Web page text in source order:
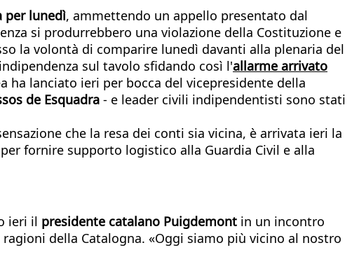
per lunedì, ammettendo un appello presentato dal
si produrrebbero una violazione della Costituzione e
la volontà di comparire lunedì davanti alla plenaria del
sul tavolo sfidando così l'allarme arrivato
ha lanciato ieri per bocca del vicepresidente della
de Esquadra - e leader civili indipendentisti sono stati
che la resa dei conti sia vicina, è arrivata ieri la
per fornire supporto logistico alla Guardia Civil e alla
ieri il presidente catalano Puigdemont in un incontro
della Catalogna. «Oggi siamo più vicino al nostro